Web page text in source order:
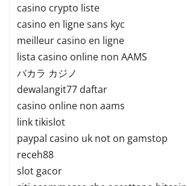
casino crypto liste
casino en ligne sans kyc
meilleur casino en ligne
lista casino online non AAMS
バカラ カジノ
dewalangit77 daftar
casino online non aams
link tikislot
paypal casino uk not on gamstop
receh88
slot gacor